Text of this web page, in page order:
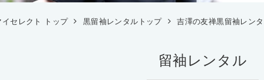
イセレクト トップ 黒留袖レンタルトップ 吉澤の友禅黒留袖レン
留袖レンタル